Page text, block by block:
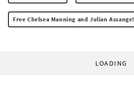
Free Chelsea Manning and Julian Assange!
LOADING